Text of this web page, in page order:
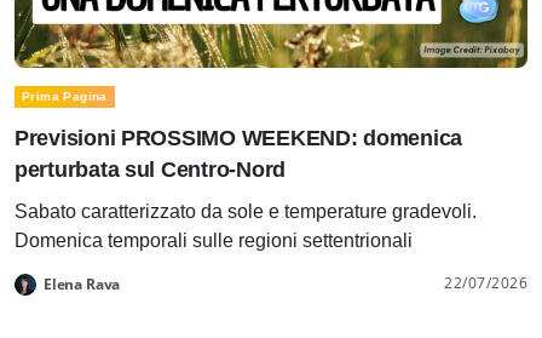
Prima Pagina
Previsioni PROSSIMO WEEKEND: domenica
perturbata sul Centro-Nord
Sabato caratterizzato da sole e temperature gradevoli.
Domenica temporali sulle regioni settentrionali
Elena Rava 22/07/2026